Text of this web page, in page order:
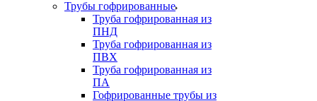
Трубы гофрированные
Труба гофрированная из
ПНД
Труба гофрированная из
ПВХ
Труба гофрированная из
ПА
Гофрированные трубы из